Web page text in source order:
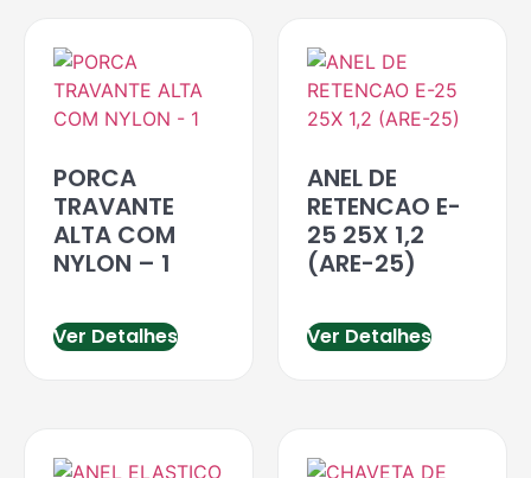
PORCA
TRAVANTE
ALTA COM
NYLON – 1
Ver Detalhes
ANEL DE
RETENCAO E-
25 25X 1,2
(ARE-25)
Ver Detalhes